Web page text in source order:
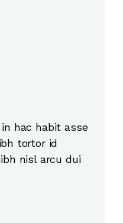
hac habit asse
tortor id
nisl arcu dui